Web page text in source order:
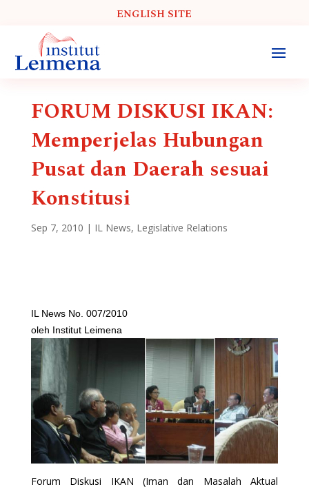
ENGLISH SITE
FORUM DISKUSI IKAN:
Memperjelas Hubungan
Pusat dan Daerah sesuai
Konstitusi
Sep 7, 2010 | IL News, Legislative Relations
IL News No. 007/2010
oleh Institut Leimena
Forum Diskusi IKAN (Iman dan Masalah Aktual